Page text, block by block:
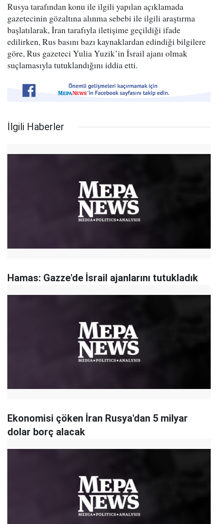
Rusya tarafından konu ile ilgili yapılan açıklamada
gazetecinin gözaltına alınma sebebi ile ilgili araştırma
başlatılarak, İran tarafıyla iletişime geçildiği ifade
edilirken, Rus basını bazı kaynaklardan edindiği bilgilere
göre, Rus gazeteci Yulia Yuzik’in İsrail ajanı olmak
suçlamasıyla tutuklandığını iddia etti.
İlgili Haberler
Hamas: Gazze'de İsrail ajanlarını tutukladık
Ekonomisi çöken İran Rusya'dan 5 milyar
dolar borç alacak